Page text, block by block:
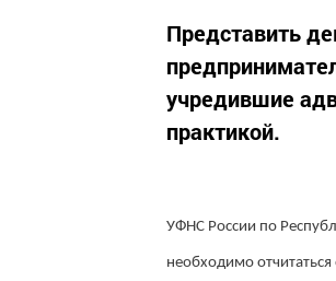
Представить
учредившие
практикой.
УФНС России по
необходимо